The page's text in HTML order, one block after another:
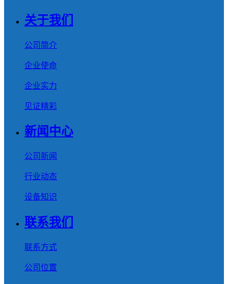
关于我们
公司简介
企业使命
企业实力
见证精彩
新闻中心
公司新闻
行业动态
设备知识
联系我们
联系方式
公司位置